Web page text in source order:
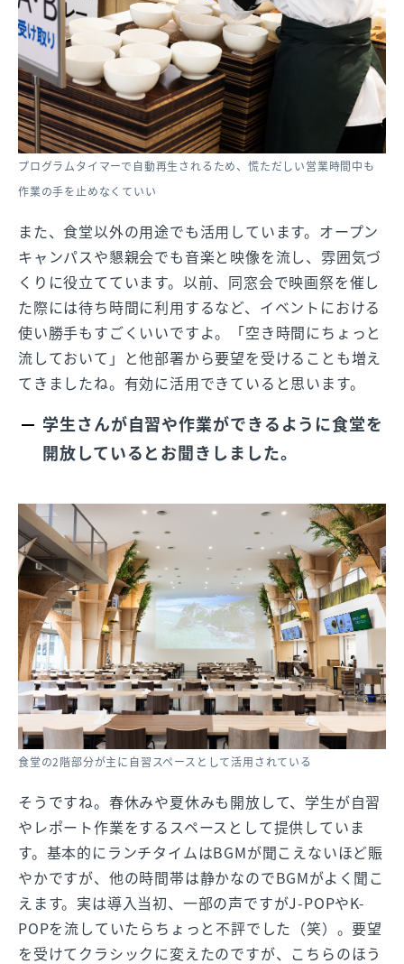
プログラムタイマーで自動再生されるため、慌ただしい営業時間中も
作業の手を止めなくていい
また、食堂以外の用途でも活用しています。オープン
キャンパスや懇親会でも音楽と映像を流し、雰囲気づ
くりに役立てています。以前、同窓会で映画祭を催し
た際には待ち時間に利用するなど、イベントにおける
使い勝手もすごくいいですよ。「空き時間にちょっと
流しておいて」と他部署から要望を受けることも増え
てきましたね。有効に活用できていると思います。
学生さんが自習や作業ができるように食堂を
開放しているとお聞きしました。
食堂の2階部分が主に自習スペースとして活用されている
そうですね。春休みや夏休みも開放して、学生が自習
やレポート作業をするスペースとして提供していま
す。基本的にランチタイムはBGMが聞こえないほど賑
やかですが、他の時間帯は静かなのでBGMがよく聞こ
えます。実は導入当初、一部の声ですがJ-POPやK-
POPを流していたらちょっと不評でした（笑）。要望
を受けてクラシックに変えたのですが、こちらのほう